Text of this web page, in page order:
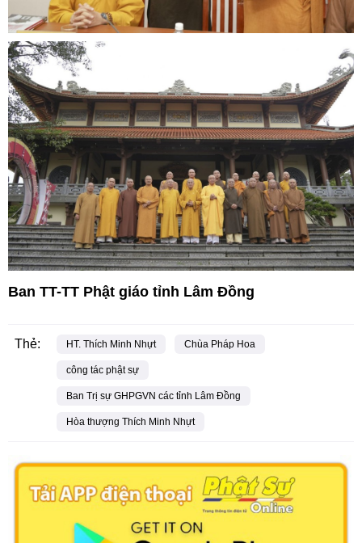
Ban TT-TT Phật giáo tỉnh Lâm Đồng
Thẻ: HT. Thích Minh Nhựt Chùa Pháp Hoa
công tác phật sự
Ban Trị sự GHPGVN các tỉnh Lâm Đồng
Hòa thượng Thích Minh Nhựt